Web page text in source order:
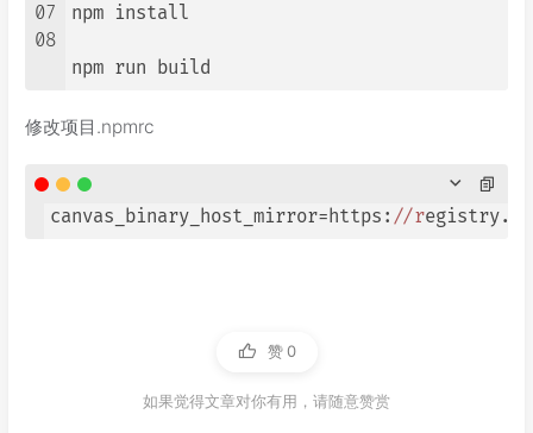
07
08
npm install
npm run build
修改项目.npmrc
canvas_binary_host_mirror=https: //r
赞 0
如果觉得文章对你有用，请随意赞赏